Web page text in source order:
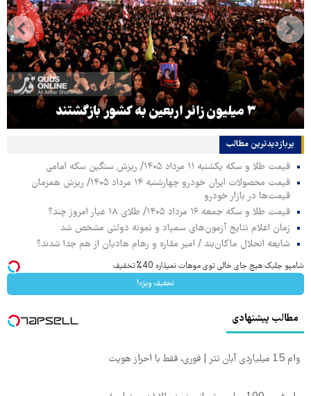
۳ میلیون زائر اربعین به کشور بازگشتند
پربازدیدترین‌ مطالب
قیمت طلا و سکه یکشنبه ۱۱ مرداد ۱۴۰۵/ ریزش سنگین سکه امامی
قیمت محصولات ایران خودرو چهارشنبه ۱۴ مرداد ۱۴۰۵/ ریزش همزمان
قیمت‌ها در بازار خودرو
قیمت طلا و سکه جمعه ۱۶ مرداد ۱۴۰۵/ طلای ۱۸ عیار امروز چند؟
زمان اعلام نتایج آزمون‌های سمپاد و نمونه دولتی مشخص شد
شایعه انحلال ماکان‌بند / امیر مقاره و رهام هادیان از هم جدا شدند؟
شامپو جلبک هیچ جای خالی توی موهات نمیذاره 40%تخفیف
تخفیف ویژه!
مطالب پیشنهادی
وام 15 میلیاردی آبان تتر | فوری، فقط با احراز هویت